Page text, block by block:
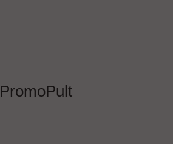
PromoPult